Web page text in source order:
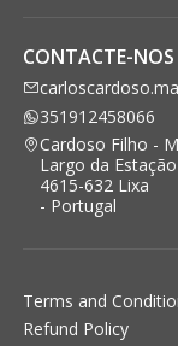
CONTACTE-NOS
351912458066
Cardoso Filho -
Largo da
4615-632 Lixa
- Portugal
Terms and
Refund Policy